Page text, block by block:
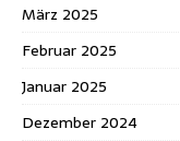
März 2025
Februar 2025
Januar 2025
Dezember 2024